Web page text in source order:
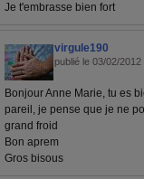
Je t'embrasse bien fort
virgule190
publié le 03/02/2012
Bonjour Anne Marie, tu es
pareil, je pense que je ne
grand froid
Bon aprem
Gros bisous